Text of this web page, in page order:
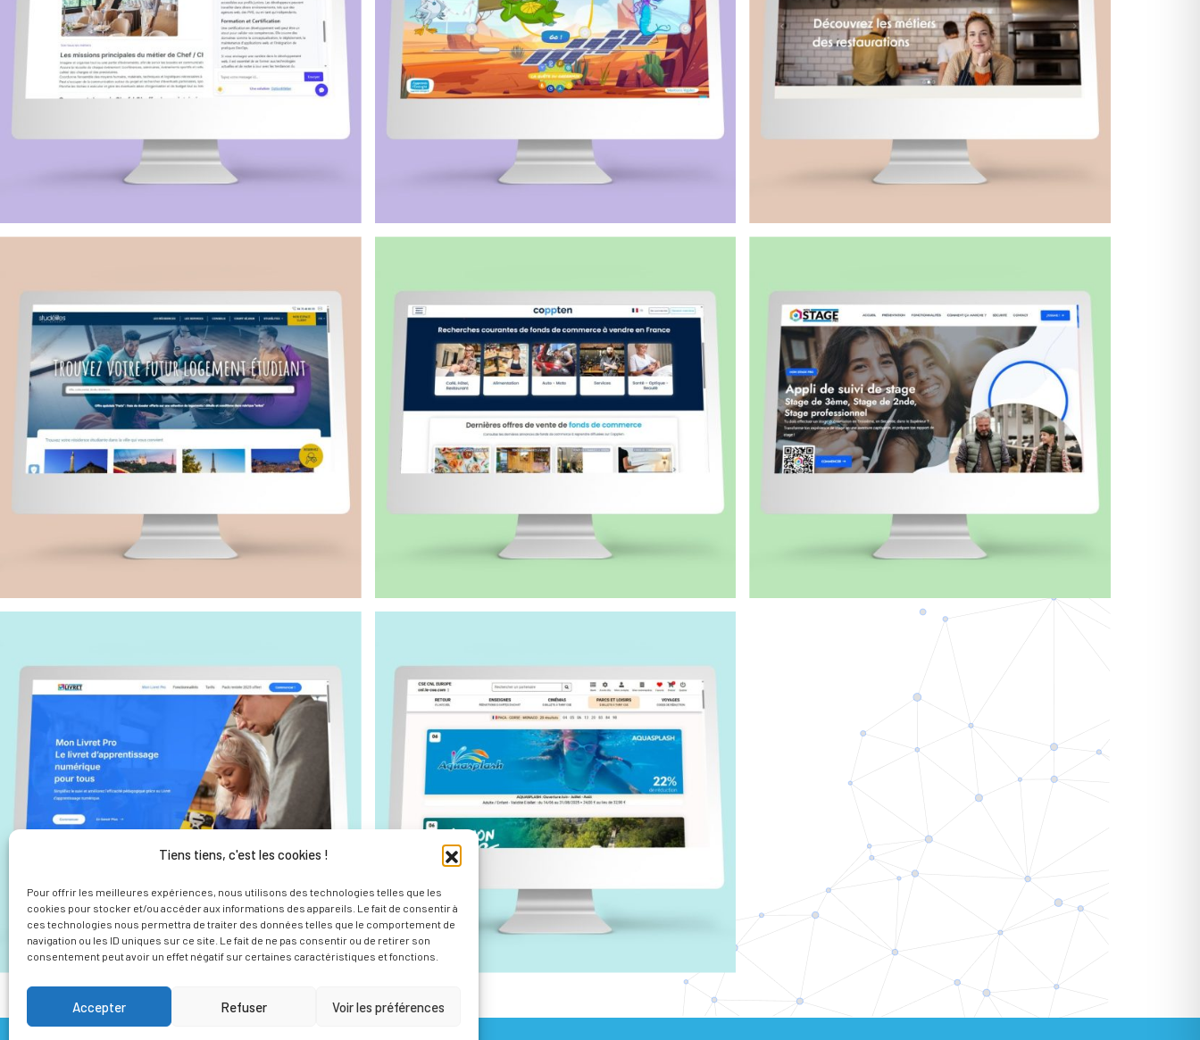
Tiens tiens, c'est les cookies !
Pour offrir les meilleures expériences, nous utilisons des technologies telles que les
cookies pour stocker et/ou accéder aux informations des appareils. Le fait de consentir à
ces technologies nous permettra de traiter des données telles que le comportement de
navigation ou les ID uniques sur ce site. Le fait de ne pas consentir ou de retirer son
consentement peut avoir un effet négatif sur certaines caractéristiques et fonctions.
Accepter Refuser Voir les préférences
DÉVELOPPEMENT WEB
Coppten – Plateforme SaaS pour
l’entrepreneuriat
DÉVELOPPEMENT WEB
Mon Stage Pro – Application de suivi
de stage (SaaS)
DÉVELOPPEMENT WEB
e-CarteNoLimit – Plateforme e-
commerce pour CSE